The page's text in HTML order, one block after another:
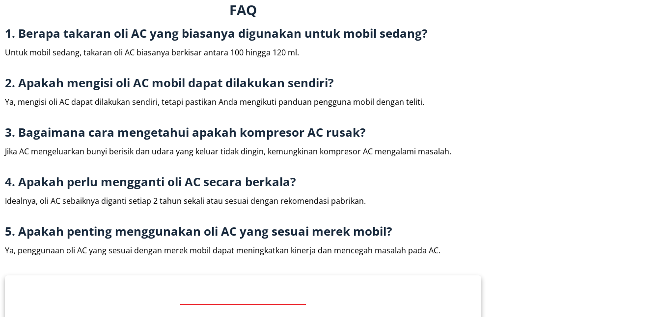
FAQ
1. Berapa takaran oli AC yang biasanya digunakan untuk mobil sedang?
Untuk mobil sedang, takaran oli AC biasanya berkisar antara 100 hingga 120 ml.
2. Apakah mengisi oli AC mobil dapat dilakukan sendiri?
Ya, mengisi oli AC dapat dilakukan sendiri, tetapi pastikan Anda mengikuti panduan pengguna mobil dengan teliti.
3. Bagaimana cara mengetahui apakah kompresor AC rusak?
Jika AC mengeluarkan bunyi berisik dan udara yang keluar tidak dingin, kemungkinan kompresor AC mengalami masalah.
4. Apakah perlu mengganti oli AC secara berkala?
Idealnya, oli AC sebaiknya diganti setiap 2 tahun sekali atau sesuai dengan rekomendasi pabrikan.
5. Apakah penting menggunakan oli AC yang sesuai merek mobil?
Ya, penggunaan oli AC yang sesuai dengan merek mobil dapat meningkatkan kinerja dan mencegah masalah pada AC.